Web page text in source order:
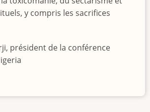
y compris les sacrifices
président de la conférence